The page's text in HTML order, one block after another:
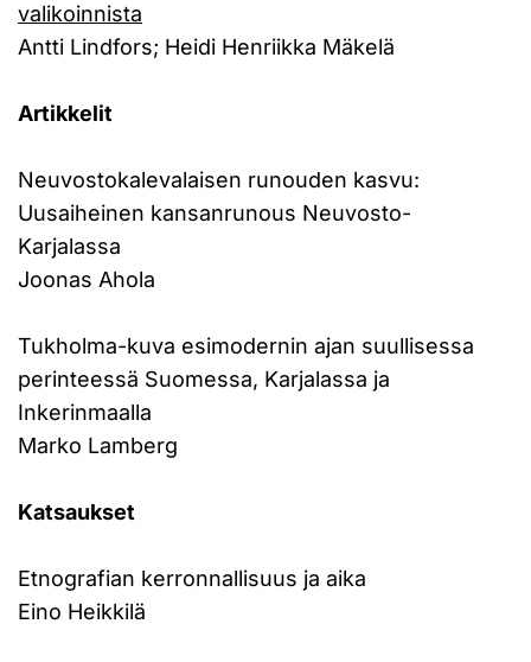
valikoinnista
Antti Lindfors; Heidi Henriikka Mäkelä
Artikkelit
Neuvostokalevalaisen runouden kasvu:
Uusaiheinen kansanrunous Neuvosto-
Karjalassa
Joonas Ahola
Tukholma-kuva esimodernin ajan suullisessa
perinteessä Suomessa, Karjalassa ja
Inkerinmaalla
Marko Lamberg
Katsaukset
Etnografian kerronnallisuus ja aika
Eino Heikkilä